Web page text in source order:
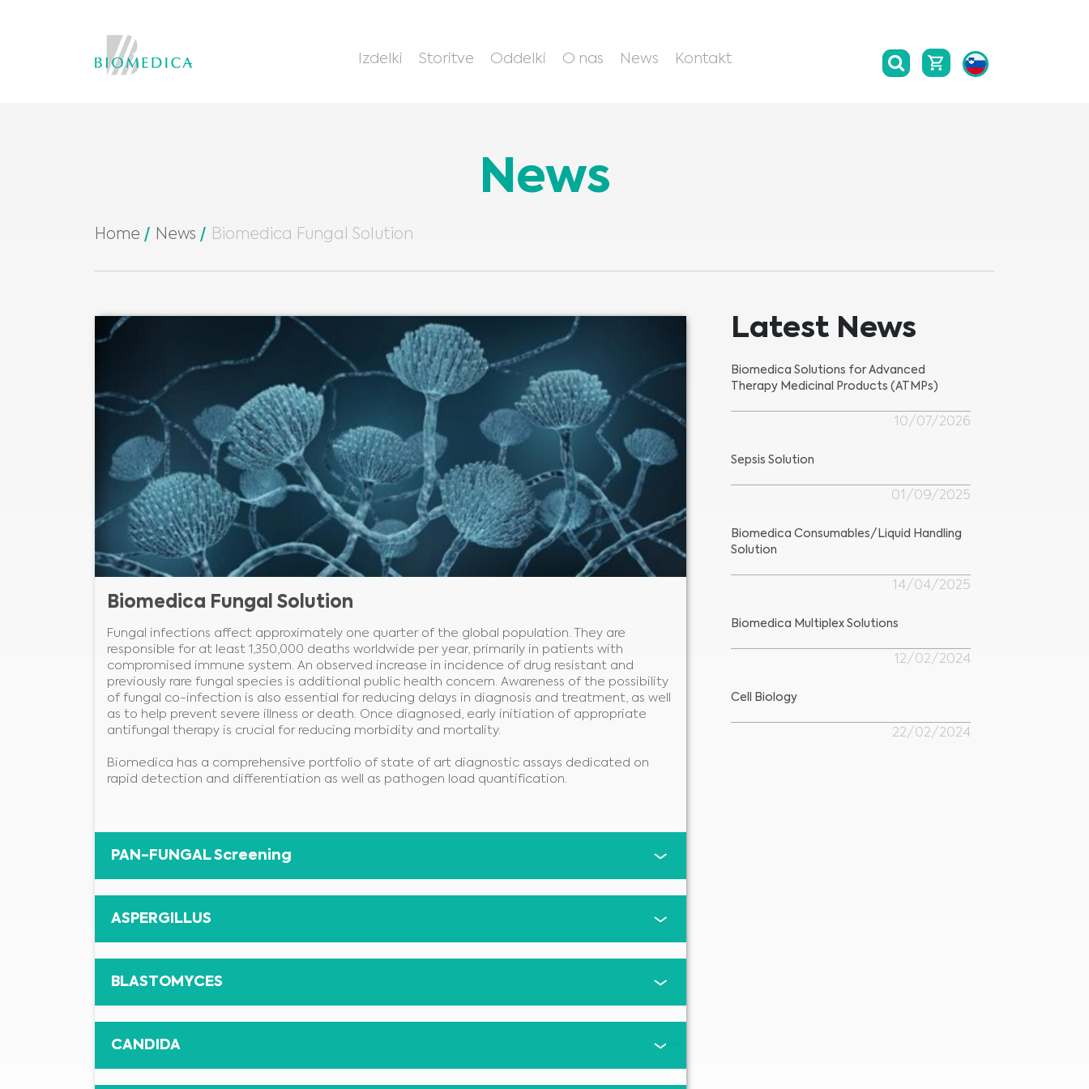
Izdelki Storitve Oddelki O nas News Kontakt
News
Home News Biomedica Fungal Solution
Biomedica Fungal Solution
Fungal infections affect approximately one quarter of the global population. They are
responsible for at least 1,350,000 deaths worldwide per year, primarily in patients with
compromised immune system. An observed increase in incidence of drug resistant and
previously rare fungal species is additional public health concern. Awareness of the possibility
of fungal co-infection is also essential for reducing delays in diagnosis and treatment, as well
as to help prevent severe illness or death. Once diagnosed, early initiation of appropriate
antifungal therapy is crucial for reducing morbidity and mortality.
Biomedica has a comprehensive portfolio of state of art diagnostic assays dedicated on
rapid detection and differentiation as well as pathogen load quantification.
PAN-FUNGAL Screening
ASPERGILLUS
BLASTOMYCES
CANDIDA
Latest News
Biomedica Solutions for Advanced
Therapy Medicinal Products (ATMPs)
10/07/2026
Sepsis Solution
01/09/2025
Biomedica Consumables/Liquid Handling
Solution
14/04/2025
Biomedica Multiplex Solutions
12/02/2024
Cell Biology
22/02/2024